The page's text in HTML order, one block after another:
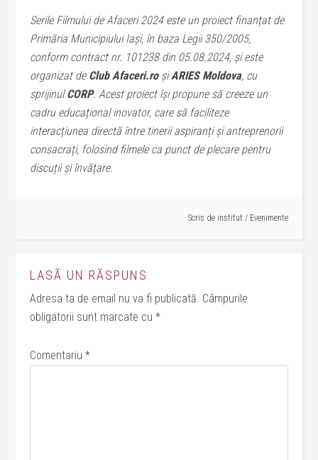
Serile Filmului de Afaceri 2024 este un proiect finanțat de
Primăria Municipiului Iași, în baza Legii 350/2005,
conform contract nr. 101238 din 05.08.2024, și este
organizat de Club Afaceri.roșiARIES Moldova, cu
sprijinulCORP. Acest proiect își propune să creeze un
cadru educațional inovator, care să faciliteze
interacțiunea directă între tinerii aspiranți și antreprenorii
consacrați, folosind filmele ca punct de plecare pentru
discuții și învățare.
Scris de institut / Evenimente
LASĂ UN RĂSPUNS
Adresa ta de email nu va fi publicată. Câmpurile
obligatorii sunt marcate cu*
Comentariu*